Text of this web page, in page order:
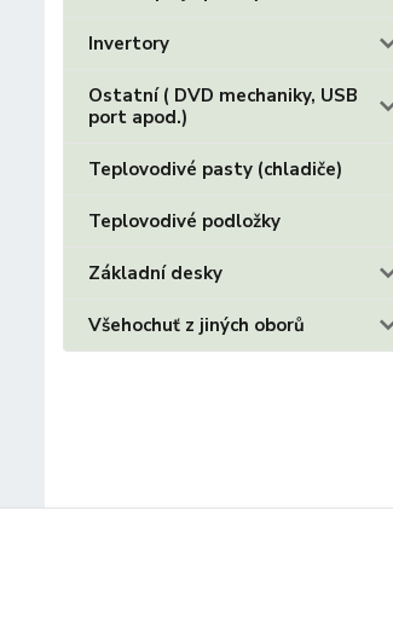
Invertory
Ostatní ( DVD mechaniky, USB
port apod.)
Teplovodivé pasty (chladiče)
Teplovodivé podložky
Základní desky
Všehochuť z jiných oborů